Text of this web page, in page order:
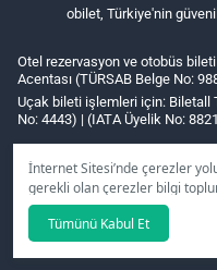
İnternet Sitesi’nde çerezler
gerekli olan çerezler bilgi
kullanılmaktadır. Tercihleriniz
kişiselleştirilmiş çerezleri ve
tıklamanız halinde
Tümünü Kabul Et
obilet, Türkiye'nin
Otel rezervasyon ve otobüs
Acentası (TÜRSAB Belge No:
Uçak bileti işlemleri için: Biletall
No: 4443) | (IATA Üyelik No: